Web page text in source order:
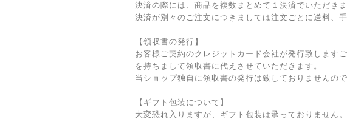
決済の際には、商品を複数まとめて１決済でいただき
決済が別々のご注文につきましては注文ごとに送料、
【領収書の発行】
お客様ご契約のクレジットカード会社が発行致します
を持ちまして領収書に代えさせていただきます。
当ショップ独自に領収書の発行は致しておりませんの
【ギフト包装について】
大変恐れ入りますが、ギフト包装は承っておりません。